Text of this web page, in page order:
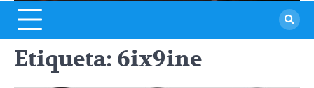
Etiqueta: 6ix9ine